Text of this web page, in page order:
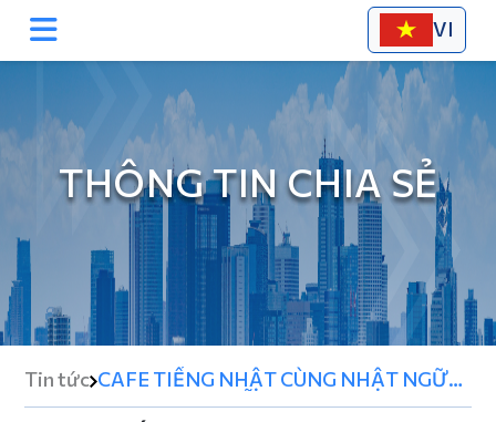
VI
THÔNG TIN CHIA SẺ
Tin tức CAFE TIẾNG NHẬT CÙNG NHẬT NGỮ
ĐÔNG DU ĐÀ NẴNG